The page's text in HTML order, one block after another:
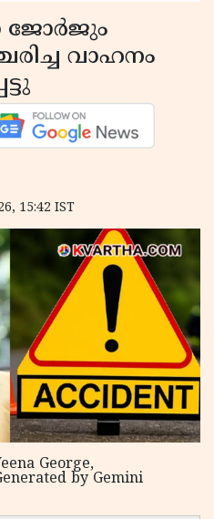
ജോർജും
വാഹനം
15:42 IST
George,
by Gemini